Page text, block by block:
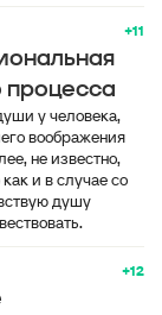
+11
процесса
у человека,
воображения
не известно,
и в случае со
душу
+12